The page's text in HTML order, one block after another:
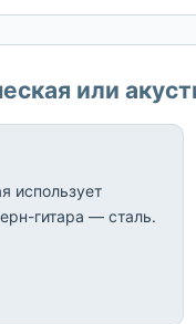
или
использует
гитара — сталь.